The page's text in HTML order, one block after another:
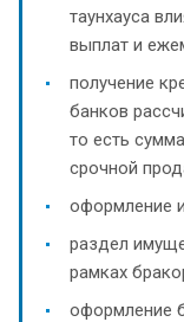
таунхауса
выплат и
получение
банков
то есть
срочной
оформление
раздел
рамках
оформление